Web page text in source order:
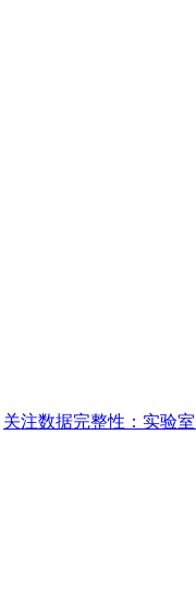
关注数据完整性：实验